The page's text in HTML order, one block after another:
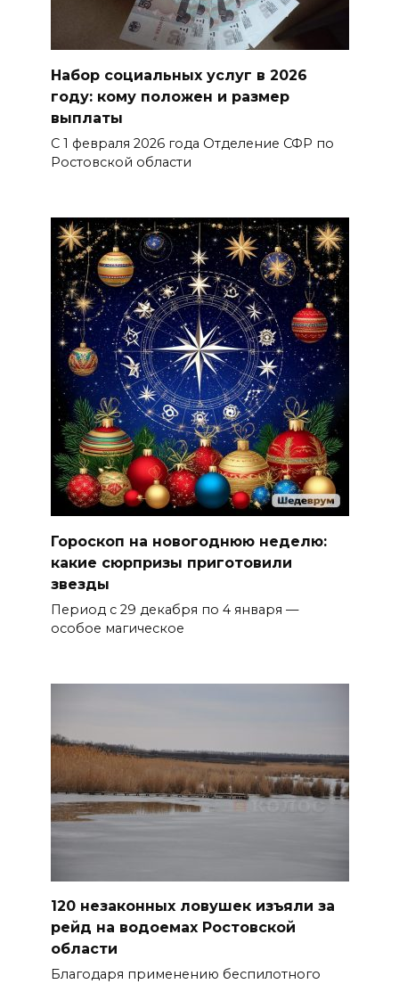
Набор социальных услуг в 2026
году: кому положен и размер
выплаты
С 1 февраля 2026 года Отделение СФР по
Ростовской области
Гороскоп на новогоднюю неделю:
какие сюрпризы приготовили
звезды
Период с 29 декабря по 4 января —
особое магическое
120 незаконных ловушек изъяли за
рейд на водоемах Ростовской
области
Благодаря применению беспилотного